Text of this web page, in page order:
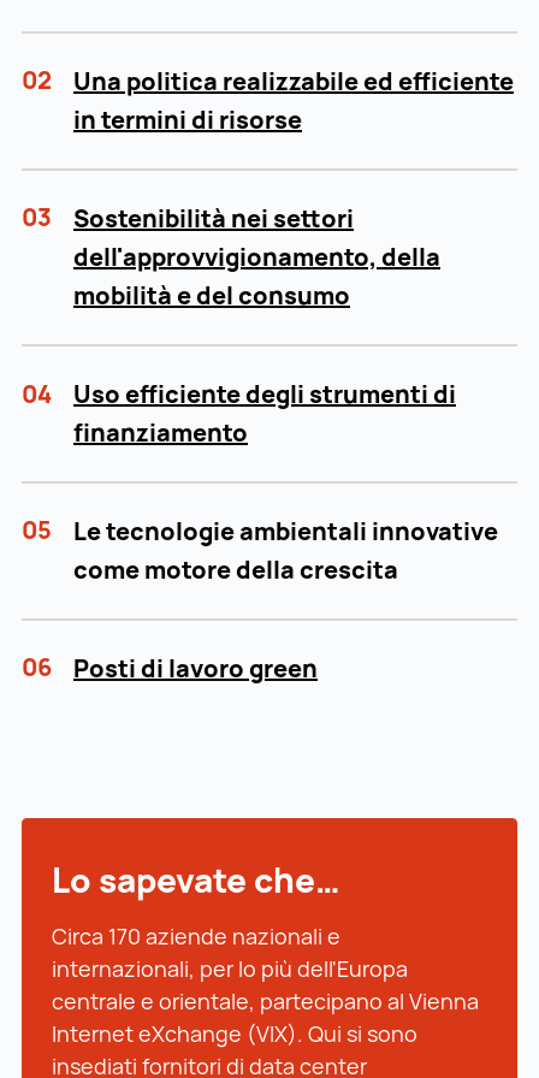
02
Una politica realizzabile ed efficiente
in termini di risorse
03
Sostenibilità nei settori
dell'approvvigionamento, della
mobilità e del consumo
04
Uso efficiente degli strumenti di
finanziamento
05
Le tecnologie ambientali innovative
come motore della crescita
06 Posti di lavoro green
Lo sapevate che…
Circa 170 aziende nazionali e
internazionali, per lo più dell'Europa
centrale e orientale, partecipano al Vienna
Internet eXchange (VIX). Qui si sono
insediati fornitori di data center